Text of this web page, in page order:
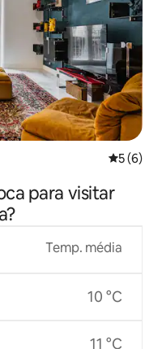
5 de
5 (6)
para visitar
Temp. média
10 °C
11 °C